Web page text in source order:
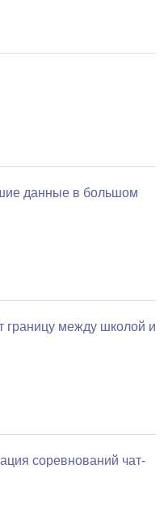
данные в большом
границу между школой и
соревнований чат-